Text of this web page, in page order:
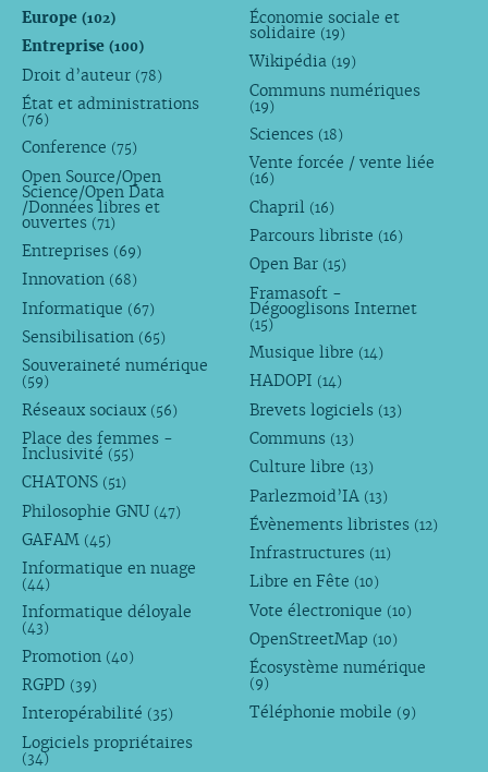
Europe (102)
Entreprise (100)
Droit d’auteur (78)
État et administrations
(76)
Conference (75)
Open Source/Open
Science/Open Data
/Données libres et
ouvertes (71)
Entreprises (69)
Innovation (68)
Informatique (67)
Sensibilisation (65)
Souveraineté numérique
(59)
Réseaux sociaux (56)
Place des femmes -
Inclusivité (55)
CHATONS (51)
Philosophie GNU (47)
GAFAM (45)
Informatique en nuage
(44)
Informatique déloyale
(43)
Promotion (40)
RGPD (39)
Interopérabilité (35)
Logiciels propriétaires
(34)
Économie sociale et
solidaire (19)
Wikipédia (19)
Communs numériques
(19)
Sciences (18)
Vente forcée / vente liée
(16)
Chapril (16)
Parcours libriste (16)
Open Bar (15)
Framasoft -
Dégooglisons Internet
(15)
Musique libre (14)
HADOPI (14)
Brevets logiciels (13)
Communs (13)
Culture libre (13)
Parlezmoid’IA (13)
Évènements libristes (12)
Infrastructures (11)
Libre en Fête (10)
Vote électronique (10)
OpenStreetMap (10)
Écosystème numérique
(9)
Téléphonie mobile (9)